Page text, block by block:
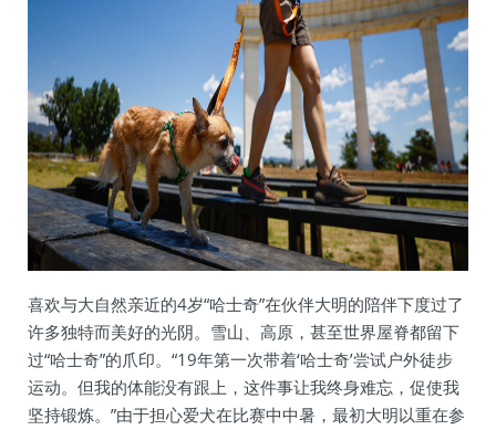
喜欢与大自然亲近的4岁“哈士奇”在伙伴大明的陪伴下度过了
许多独特而美好的光阴。雪山、高原，甚至世界屋脊都留下
过“哈士奇”的爪印。“19年第一次带着‘哈士奇’尝试户外徒步
运动。但我的体能没有跟上，这件事让我终身难忘，促使我
坚持锻炼。”由于担心爱犬在比赛中中暑，最初大明以重在参